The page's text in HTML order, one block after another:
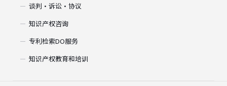
谈判・诉讼・协议
知识产权咨询
专利检索DO服务
知识产权教育和培训